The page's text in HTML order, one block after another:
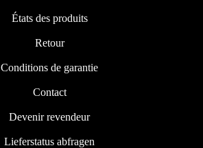
États des produits
Retour
Conditions de garantie
Contact
Devenir revendeur
Lieferstatus abfragen